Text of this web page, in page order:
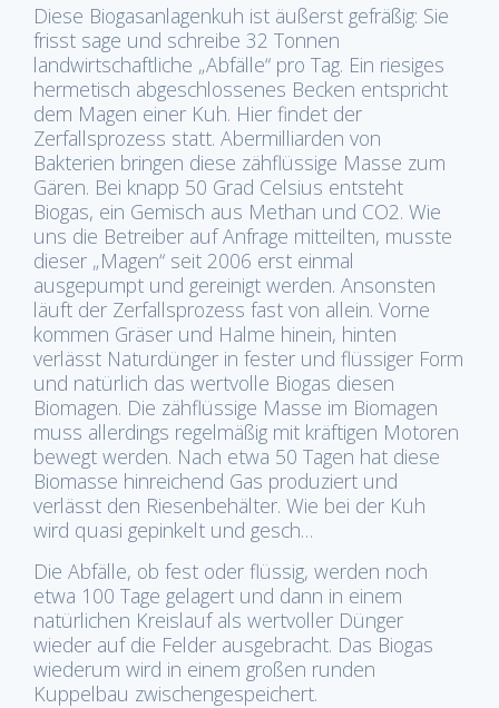
Diese Biogasanlagenkuh ist äußerst gefräßig: Sie
frisst sage und schreibe 32 Tonnen
landwirtschaftliche „Abfälle“ pro Tag. Ein riesiges
hermetisch abgeschlossenes Becken entspricht
dem Magen einer Kuh. Hier findet der
Zerfallsprozess statt. Abermilliarden von
Bakterien bringen diese zähflüssige Masse zum
Gären. Bei knapp 50 Grad Celsius entsteht
Biogas, ein Gemisch aus Methan und CO2. Wie
uns die Betreiber auf Anfrage mitteilten, musste
dieser „Magen“ seit 2006 erst einmal
ausgepumpt und gereinigt werden. Ansonsten
läuft der Zerfallsprozess fast von allein. Vorne
kommen Gräser und Halme hinein, hinten
verlässt Naturdünger in fester und flüssiger Form
und natürlich das wertvolle Biogas diesen
Biomagen. Die zähflüssige Masse im Biomagen
muss allerdings regelmäßig mit kräftigen Motoren
bewegt werden. Nach etwa 50 Tagen hat diese
Biomasse hinreichend Gas produziert und
verlässt den Riesenbehälter. Wie bei der Kuh
wird quasi gepinkelt und gesch…
Die Abfälle, ob fest oder flüssig, werden noch
etwa 100 Tage gelagert und dann in einem
natürlichen Kreislauf als wertvoller Dünger
wieder auf die Felder ausgebracht. Das Biogas
wiederum wird in einem großen runden
Kuppelbau zwischengespeichert.